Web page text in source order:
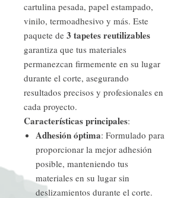
cartulina pesada, papel estampado,
vinilo, termoadhesivo y más. Este
paquete de 3 tapetes reutilizables
garantiza que tus materiales
permanezcan firmemente en su lugar
durante el corte, asegurando
resultados precisos y profesionales en
cada proyecto.
Características principales:
Adhesión óptima: Formulado para
proporcionar la mejor adhesión
posible, manteniendo tus
materiales en su lugar sin
deslizamientos durante el corte.